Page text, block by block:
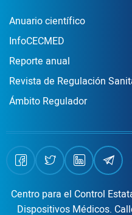
Publicaciones
Anuario científico
InfoCECMED
Reporte anual
Revista de Regulación
Ámbito Regulador
Centro para el Control
Dispositivos Médicos.